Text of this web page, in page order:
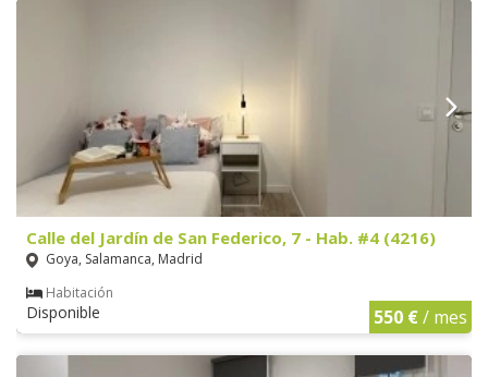
Calle del Jardín de San Federico, 7 - Hab. #4 (4216)
Goya, Salamanca, Madrid
Habitación
Disponible 550 €/ mes